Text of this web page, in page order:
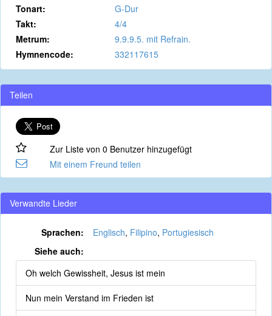
Tonart:
G-Dur
Takt:
4/4
Metrum:
9.9.9.5. mit Refrain.
Hymnencode:
332117615
Teilen
Zur Liste von 0 Benutzer hinzugefügt
Mit einem Freund teilen
Verwandte Lieder
Sprachen: Englisch, Filipino, Portugiesisch
Siehe auch:
Oh welch Gewissheit, Jesus ist mein
Nun mein Verstand im Frieden ist